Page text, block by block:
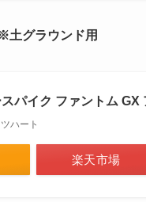
土グラウンド用
パイク ファントム
ハート
楽天市場